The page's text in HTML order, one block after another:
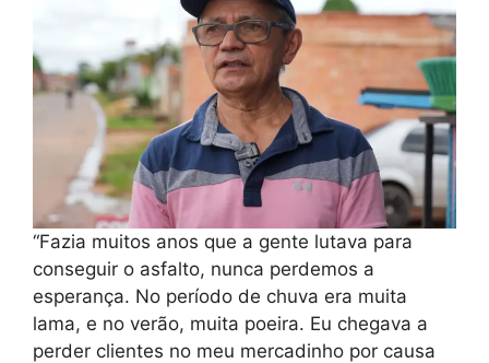
“Fazia muitos anos que a gente lutava para
conseguir o asfalto, nunca perdemos a
esperança. No período de chuva era muita
lama, e no verão, muita poeira. Eu chegava a
perder clientes no meu mercadinho por causa